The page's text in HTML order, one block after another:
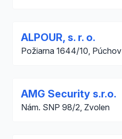
ALPOUR, s. r. o.
Požiarna 1644/10, Púchov
AMG Security s.r.o.
Nám. SNP 98/2, Zvolen